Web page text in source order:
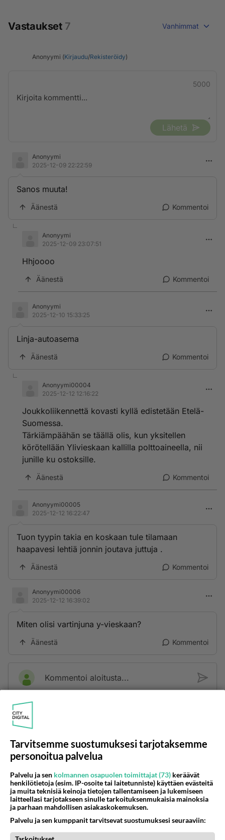
Vastaukset 7 Vanhimmat
Anonyymi (Kirjaudu/Rekisteröidy)
5000
Lähetä
Anonyymi
2025-12-09 22:22:59
Sanos muuta!
Äänestä Kommentoi
Anonyymi
2025-12-09 23:07:51
Hhjoooo
Äänestä Kommentoi
Anonyymi
2025-12-10 15:33:25
Linja-autoasema
Äänestä Kommentoi
Anonyymi00004
2025-12-12 12:16:22
Joukkoliikennettä kovasti kyllä edistetään Etelä-
Suomessa.
Tärkiämpäähän se täällä olis, kun yksitellen
körötellään Ylivieskaan kallilla polttoaineella, nii
junille ku ostoksille.
Äänestä Kommentoi
Anonyymi00005
2025-12-12 16:22:47
Tuon tyypin takia en koskaan tule tilamaan
haapavesi lehtiä jonnin joutava juttuja .
Äänestä Kommentoi
Anonyymi00006
2025-12-12 16:39:02
Miten olisi vartinjuna y-vieskaan?
Äänestä Kommentoi
Kommentoi aloitusta...
LUETUIMMAT KESKUSTELUT
PÄIVÄ VIIKKO KUUKAUSI
Anteeksi arkuuteni
06.08.2026 16:54
Ikävä
51
Tarvitsemme suostumuksesi tarjotaksemme
personoitua palvelua
Palvelu ja sen kolmannen osapuolen toimittajat (73) keräävät
henkilötietoja (esim. IP-osoite tai laitetunniste) käyttäen evästeitä
ja muita teknisiä keinoja tietojen tallentamiseen ja lukemiseen
laitteellasi tarjotakseen sinulle tarkoituksenmukaisia mainoksia
ja parhaan mahdollisen asiakaskokemuksen.
Palvelu ja sen kumppanit tarvitsevat suostumuksesi seuraaviin: